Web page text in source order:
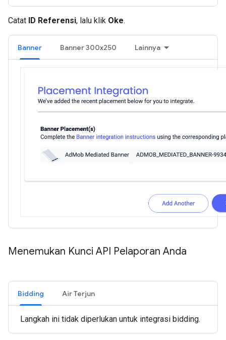
Catat ID Referensi, lalu klik Oke.
Banner Banner 300x250 Lainnya
Menemukan Kunci API Pelaporan Anda
Bidding Air Terjun
Langkah ini tidak diperlukan untuk integrasi bidding.